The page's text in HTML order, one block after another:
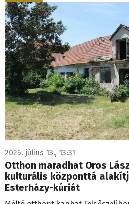
2026. július 13., 13:31
Otthon maradhat Oros
kulturális központtá
Esterházy-kúriát